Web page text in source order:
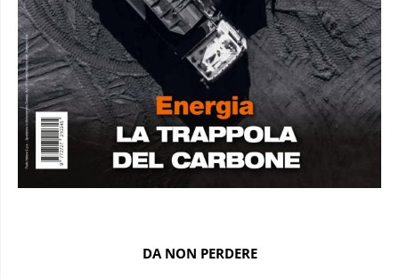
DA NON PERDERE